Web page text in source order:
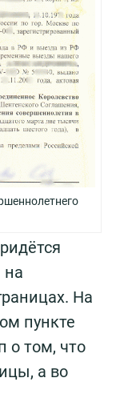
на
На
пункте
о том, что
а во